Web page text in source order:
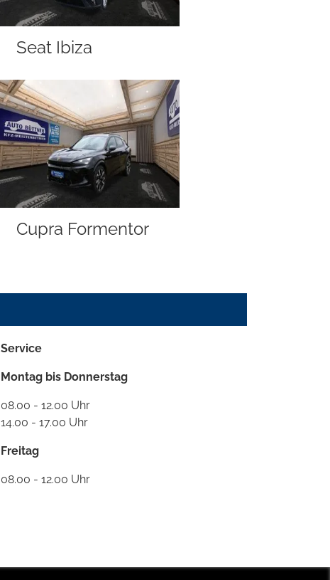
Seat Ibiza
Cupra Formentor
Service
Montag bis Donnerstag
08.00 - 12.00 Uhr
14.00 - 17.00 Uhr
Freitag
08.00 - 12.00 Uhr